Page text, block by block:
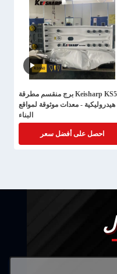
Keisharp KS550 برج منقسم مطرقة
هيدروليكية - معدات موثوقة لمواقع
البناء
احصل على أفضل سعر